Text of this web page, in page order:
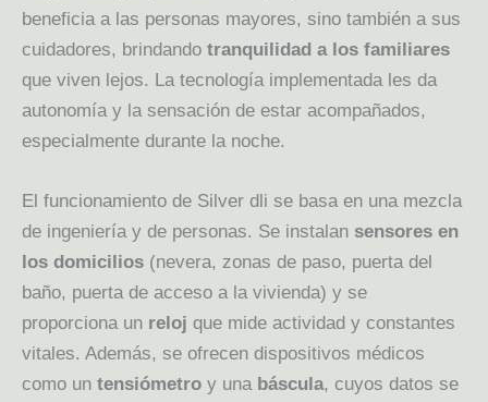
beneficia a las personas mayores, sino también a sus
cuidadores, brindando tranquilidad a los familiares
que viven lejos. La tecnología implementada les da
autonomía y la sensación de estar acompañados,
especialmente durante la noche.
El funcionamiento de Silver dli se basa en una mezcla
de ingeniería y de personas. Se instalan sensores en
los domicilios (nevera, zonas de paso, puerta del
baño, puerta de acceso a la vivienda) y se
proporciona un reloj que mide actividad y constantes
vitales. Además, se ofrecen dispositivos médicos
como un tensiómetro y una báscula, cuyos datos se